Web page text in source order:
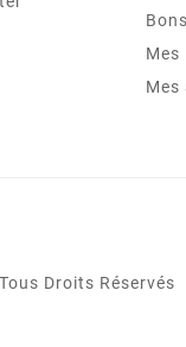
Mes
Mes
Droits Réservés